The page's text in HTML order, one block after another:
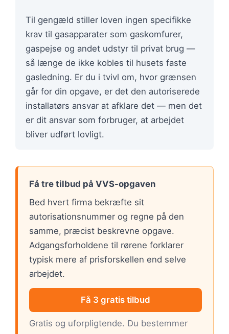
Til gengæld stiller loven ingen specifikke
krav til gasapparater som gaskomfurer,
gaspejse og andet udstyr til privat brug —
så længe de ikke kobles til husets faste
gasledning. Er du i tvivl om, hvor grænsen
går for din opgave, er det den autoriserede
installatørs ansvar at afklare det — men det
er dit ansvar som forbruger, at arbejdet
bliver udført lovligt.
Få tre tilbud på VVS-opgaven
Bed hvert firma bekræfte sit
autorisationsnummer og regne på den
samme, præcist beskrevne opgave.
Adgangsforholdene til rørene forklarer
typisk mere af prisforskellen end selve
arbejdet.
Få 3 gratis tilbud
Gratis og uforpligtende. Du bestemmer